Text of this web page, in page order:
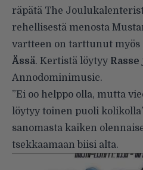
räpätä The
rehellisestä menosta
vartteen on tarttunut myös
Ässä. Kertistä löytyy Rasse
Annodominimusic.
”Ei oo helppo olla, mutta
löytyy toinen puoli
sanomasta kaiken
tsekkaamaan biisi alta.